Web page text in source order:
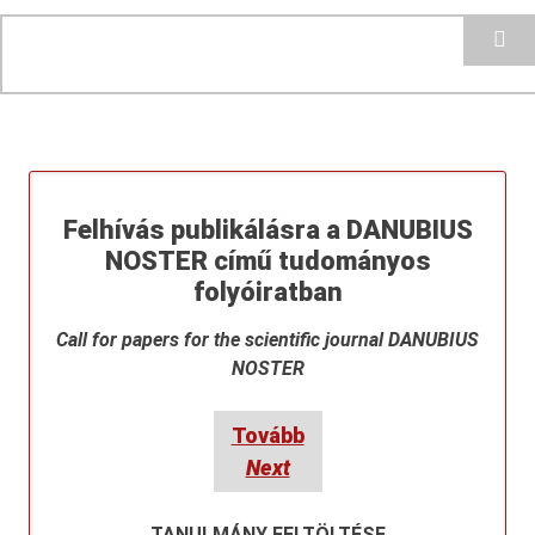
Felhívás publikálásra a DANUBIUS
NOSTER című tudományos
folyóiratban
Call for papers for the scientific journal DANUBIUS
NOSTER
Tovább
Next